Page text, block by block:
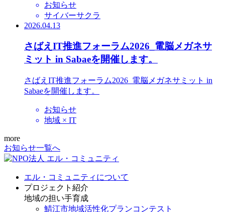
お知らせ
サイバーサクラ
2026.04.13
さばえIT推進フォーラム2026_電脳メガネサ
ミット in Sabaeを開催します。
さばえIT推進フォーラム2026_電脳メガネサミット in
Sabaeを開催します。
お知らせ
地域 × IT
more
お知らせ一覧へ
エル・コミュニティについて
プロジェクト紹介
地域の担い手育成
鯖江市地域活性化プランコンテスト